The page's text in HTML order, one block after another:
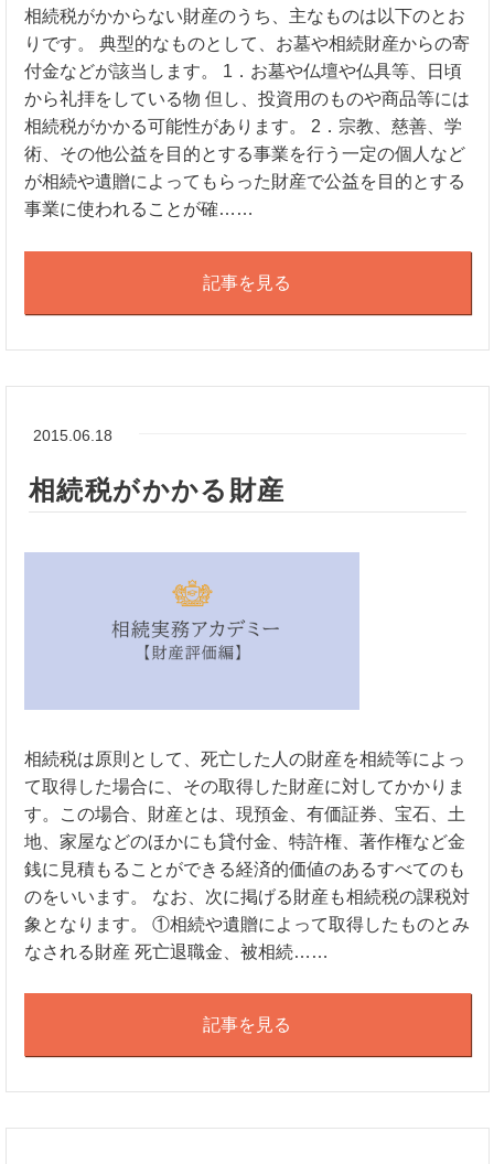
相続税がかからない財産のうち、主なものは以下のとお
りです。 典型的なものとして、お墓や相続財産からの寄
付金などが該当します。 1．お墓や仏壇や仏具等、日頃
から礼拝をしている物 但し、投資用のものや商品等には
相続税がかかる可能性があります。 2．宗教、慈善、学
術、その他公益を目的とする事業を行う一定の個人など
が相続や遺贈によってもらった財産で公益を目的とする
事業に使われることが確……
記事を見る
2015.06.18
相続税がかかる財産
相続税は原則として、死亡した人の財産を相続等によっ
て取得した場合に、その取得した財産に対してかかりま
す。この場合、財産とは、現預金、有価証券、宝石、土
地、家屋などのほかにも貸付金、特許権、著作権など金
銭に見積もることができる経済的価値のあるすべてのも
のをいいます。 なお、次に掲げる財産も相続税の課税対
象となります。 ①相続や遺贈によって取得したものとみ
なされる財産 死亡退職金、被相続……
記事を見る